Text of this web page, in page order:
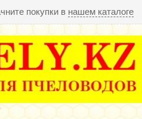
покупки в нашем каталоге